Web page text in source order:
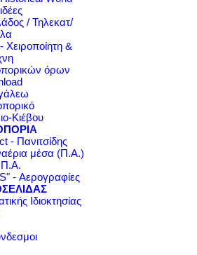
/ Τηλεκατ/
&
όρων
Κιέβου
- Πανιτσίδης
μέσα (Π.Α.)
Π.Α.
- Αερογραφίες
Ιδιοκτησίας